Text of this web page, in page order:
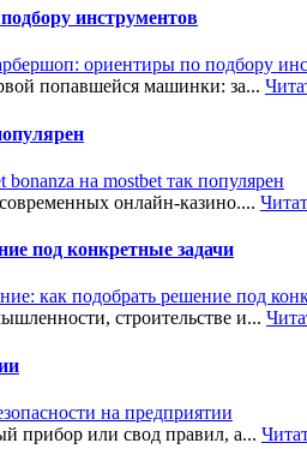
инструментов
попавшейся машинки: за...
онлайн-казино....
под конкретные задачи
строительстве и...
прибор или свод правил, а...